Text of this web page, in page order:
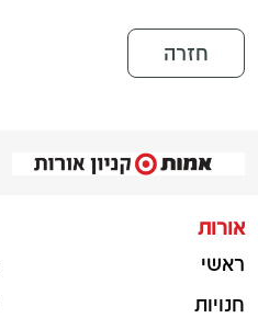
חזרה
אורות
ראשי
חנויות